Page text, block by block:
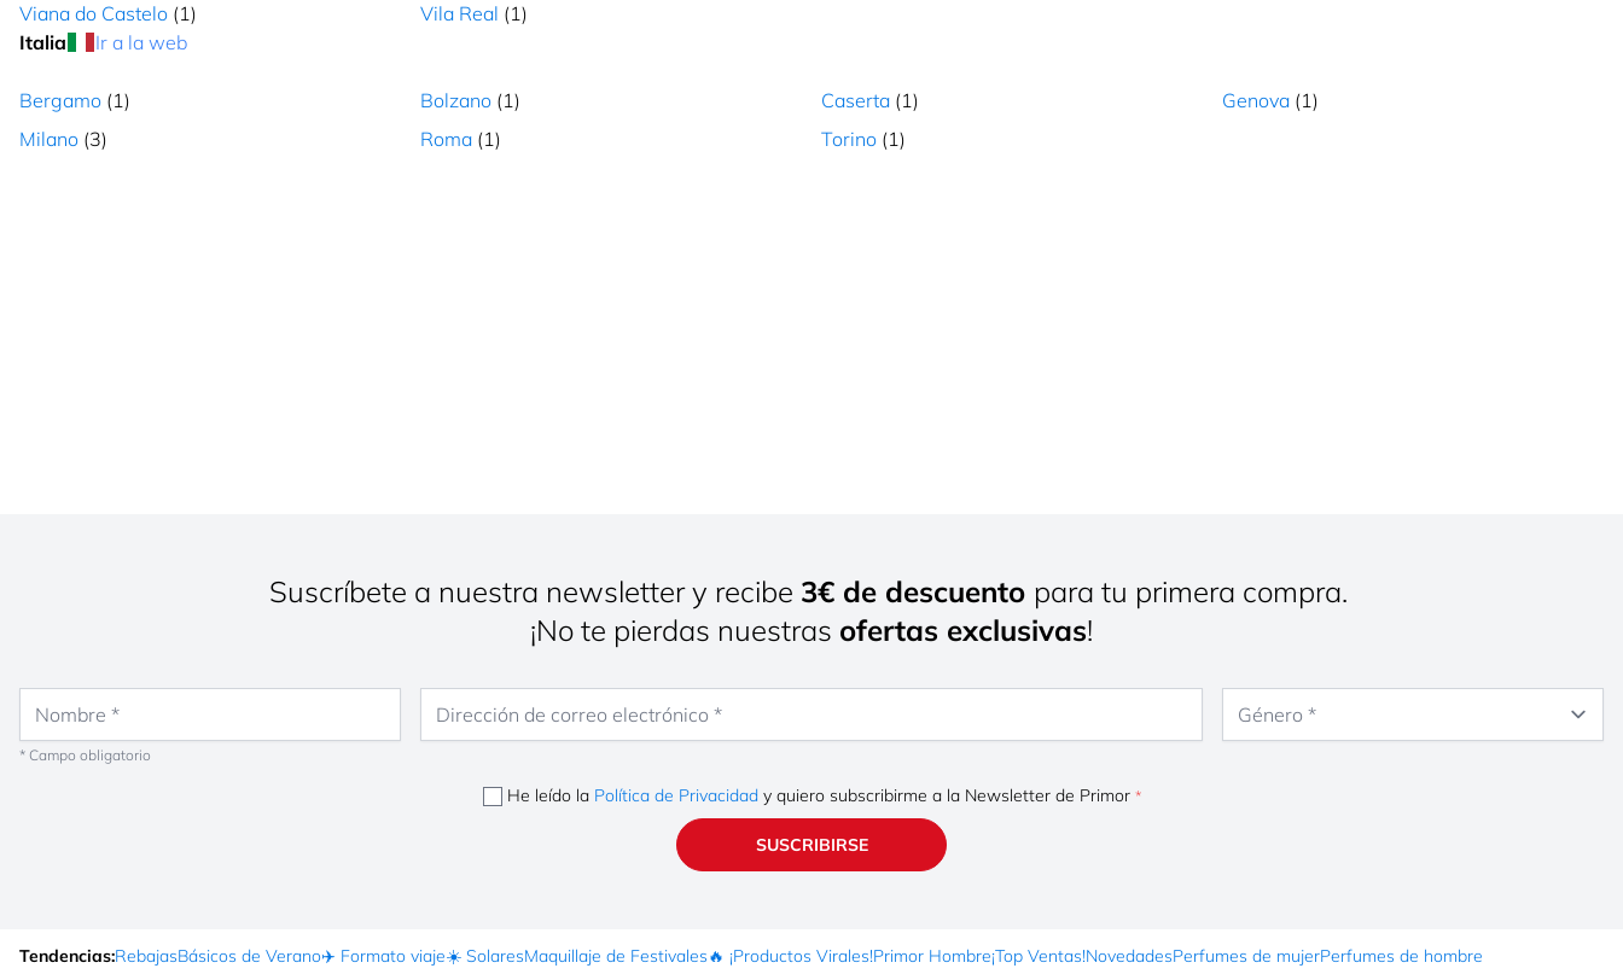
Centro Comercial Open Mall Local B2 Avenida Leon y Castillo,
156, Las Palmas de Gran C, Las Palmas, 35500, Canarias
Cerrado
Cómo llegar
Las Palmas, Las Palmas, 35130, Canarias
Cómo llegar
TENERIFE - LOS CRISTIANOS
Calle General Franco Edificio Los Cristianos II, Local 3, Los
Cristianos - Aro, Santa Cruz de Tenerife, 38650, Canarias
Cómo llegar
38670, Canarias
Viana do Castelo (1) Vila Real (1)
Italia
Ir a la web
Bergamo (1) Bolzano (1) Caserta (1) Genova (1)
Milano (3) Roma (1) Torino (1)
Suscríbete a nuestra newsletter y recibe 3€ de descuento para tu primera compra.
¡No te pierdas nuestras ofertas exclusivas!
* Campo obligatorio
He leído la Política de Privacidady quiero subscribirme a la Newsletter de Primor
SUSCRIBIRSE
Tendencias:RebajasBásicos de Verano✈️ Formato viaje☀️ SolaresMaquillaje de Festivales🔥 ¡Productos Virales!Primor Hombre¡Top Ventas!NovedadesPerfumes de mujerPerfumes de hombre